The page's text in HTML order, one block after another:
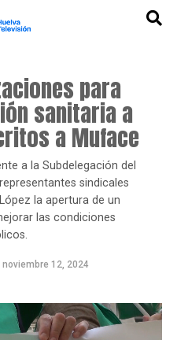
para
sanitaria a
a Muface
a la Subdelegación del
sindicales
la apertura de un
las condiciones
noviembre 12, 2024